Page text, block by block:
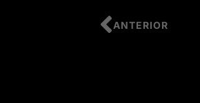
ANTERIOR